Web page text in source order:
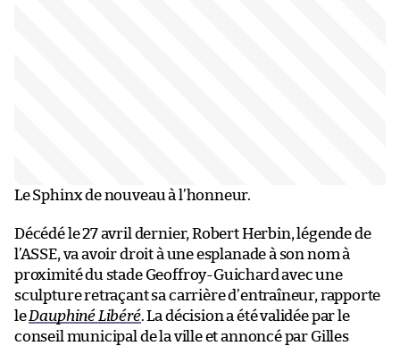
Le Sphinx de nouveau à l’honneur.
Décédé le 27 avril dernier, Robert Herbin, légende de
l’ASSE, va avoir droit à une esplanade à son nom à
proximité du stade Geoffroy-Guichard avec une
sculpture retraçant sa carrière d’entraîneur, rapporte
leDauphiné Libéré. La décision a été validée par le
conseil municipal de la ville et annoncé par Gilles